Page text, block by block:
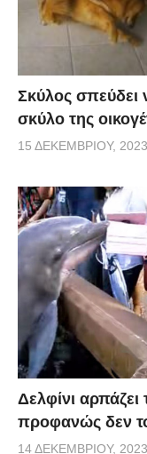
Σκύλος σπεύδει
σκύλο της
15 ΔΕΚΕΜΒΡΊΟΥ, 2023
Δελφίνι αρπάζει
προφανώς δεν
14 ΔΕΚΕΜΒΡΊΟΥ, 2023